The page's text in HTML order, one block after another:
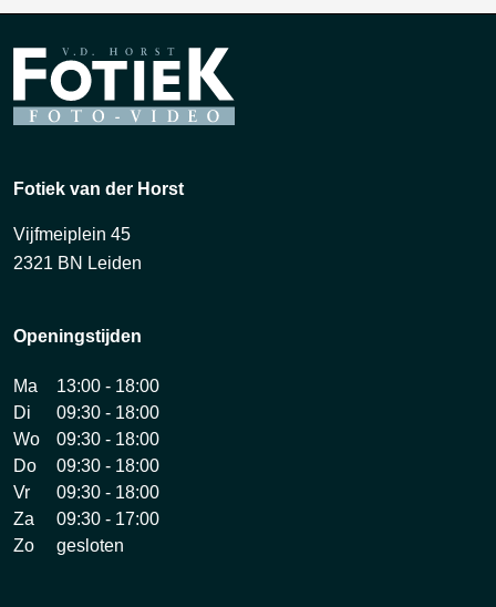
Fotiek van der Horst
Vijfmeiplein 45
2321 BN Leiden
Openingstijden
Ma
13:00 - 18:00
Di
09:30 - 18:00
Wo
09:30 - 18:00
Do
09:30 - 18:00
Vr
09:30 - 18:00
Za
09:30 - 17:00
Zo
gesloten